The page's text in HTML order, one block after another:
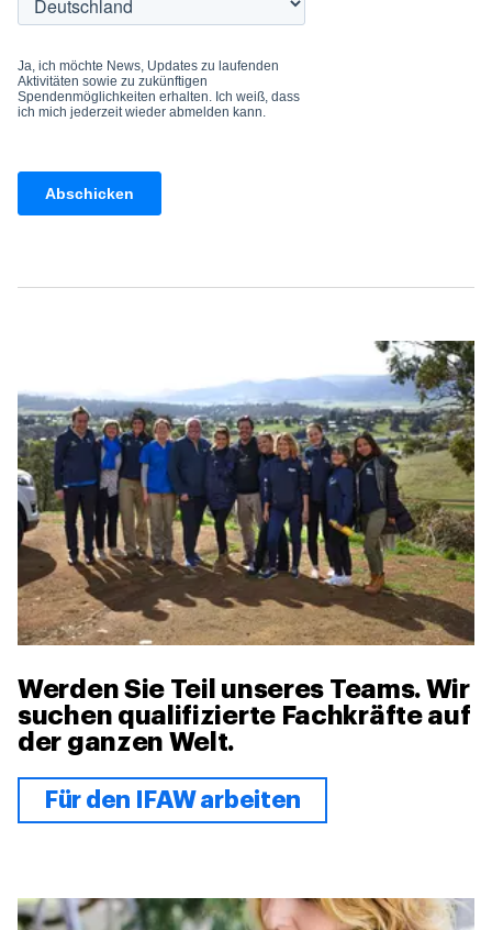
Werden Sie Teil unseres Teams. Wir
suchen qualifizierte Fachkräfte auf
der ganzen Welt.
Für den IFAW arbeiten